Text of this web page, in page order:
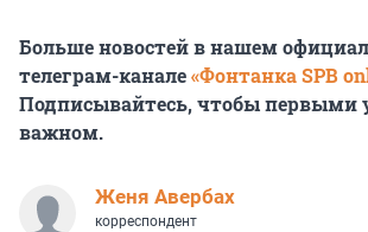
Больше новостей в нашем
телеграм-канале«Фонтанка SPB
Подписывайтесь, чтобы первыми
важном.
Женя Авербах
корреспондент